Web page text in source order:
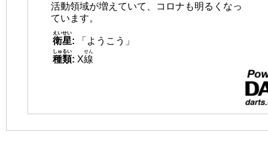
活動領域が増えていて、コロナも明るくなっ
ています。
衛星
えいせい
:
「ようこう」
種類
しゅるい
: X線
せん